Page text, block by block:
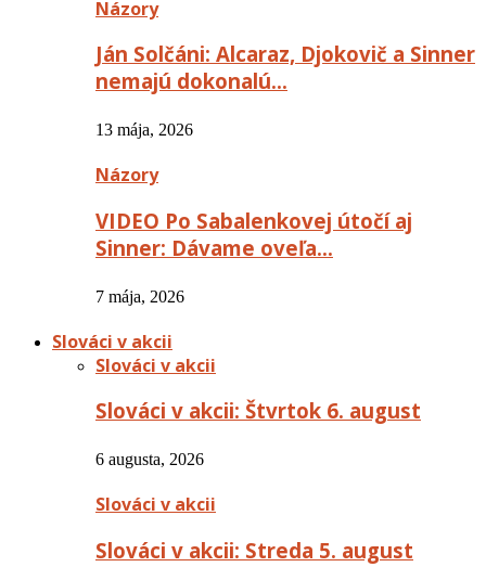
Názory
Ján Solčáni: Alcaraz, Djokovič a Sinner
nemajú dokonalú…
13 mája, 2026
Názory
VIDEO Po Sabalenkovej útočí aj
Sinner: Dávame oveľa…
7 mája, 2026
Slováci v akcii
Slováci v akcii
Slováci v akcii: Štvrtok 6. august
6 augusta, 2026
Slováci v akcii
Slováci v akcii: Streda 5. august